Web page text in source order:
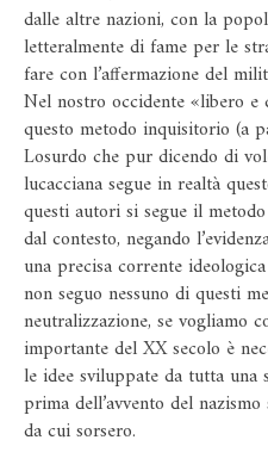
dalle altre nazioni, con la
letteralmente di fame per le
fare con l’affermazione del
Nel nostro occidente «libero e
questo metodo inquisitorio (a
Losurdo che pur dicendo di
lucacciana segue in realtà
questi autori si segue il
dal contesto, negando
una precisa corrente
non seguo nessuno di questi
neutralizzazione, se vogliamo
importante del XX secolo è
le idee sviluppate da tutta
prima dell’avvento del
da cui sorsero.